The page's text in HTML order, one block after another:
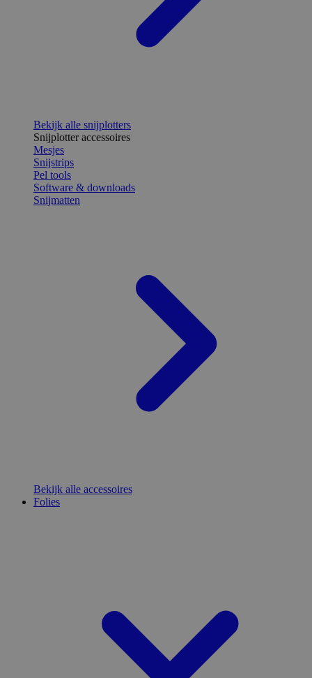
Bekijk alle snijplotters
Snijplotter accessoires
Mesjes
Snijstrips
Pel tools
Software & downloads
Snijmatten
Bekijk alle accessoires
Folies